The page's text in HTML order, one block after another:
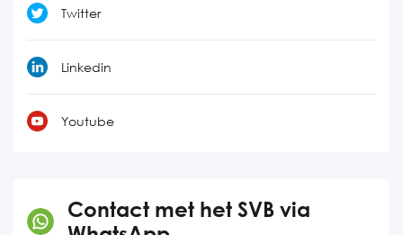
Twitter
Linkedin
Youtube
Contact met het SVB via